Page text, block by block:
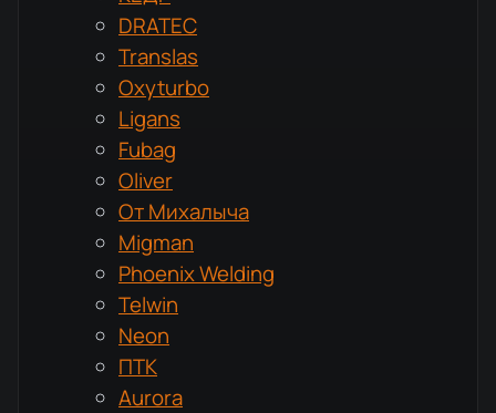
DRATEC
Translas
Oxyturbo
Ligans
Fubag
Oliver
От Михалыча
Migman
Phoenix Welding
Telwin
Neon
ПТК
Aurora